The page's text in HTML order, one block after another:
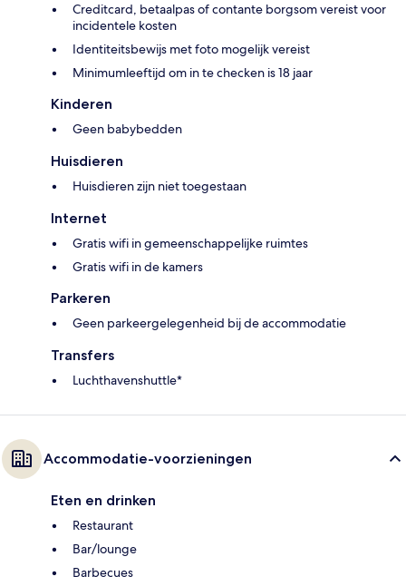
Creditcard, betaalpas of contante borgsom vereist voor
incidentele kosten
Identiteitsbewijs met foto mogelijk vereist
Minimumleeftijd om in te checken is 18 jaar
Kinderen
Geen babybedden
Huisdieren
Huisdieren zijn niet toegestaan
Internet
Gratis wifi in gemeenschappelijke ruimtes
Gratis wifi in de kamers
Parkeren
Geen parkeergelegenheid bij de accommodatie
Transfers
Luchthavenshuttle*
Accommodatie-voorzieningen
Eten en drinken
Restaurant
Bar/lounge
Barbecues